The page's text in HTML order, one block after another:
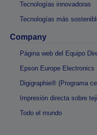
Tecnologías innovadoras
Tecnologías más
Company
Página web del Equipo
Epson Europe Electronics
Digigraphie® (Programa
Impresión directa sobre
Todo el mundo